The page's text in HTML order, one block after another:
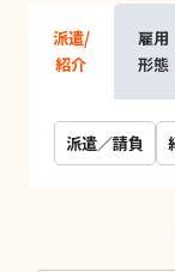
派遣/
紹介
雇用
形態
派遣／請負